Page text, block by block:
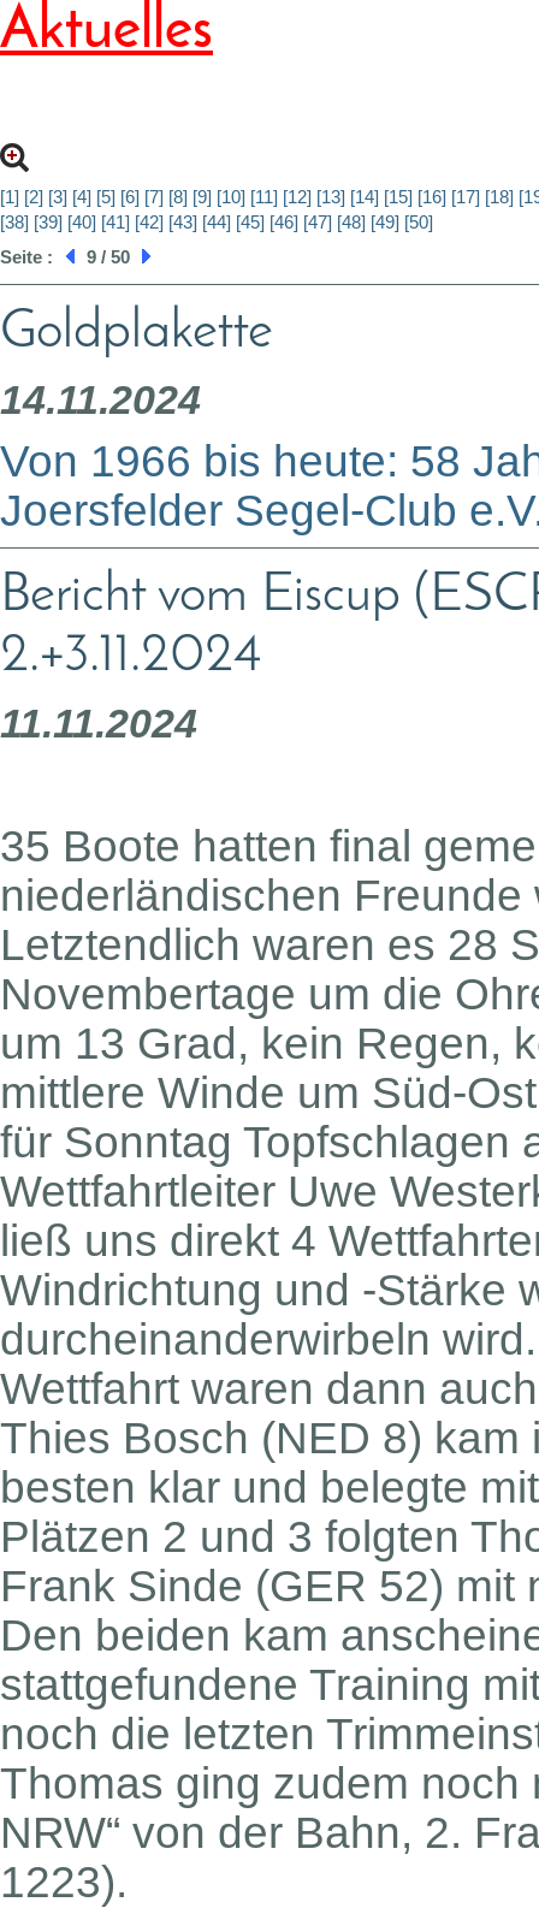
Aktuelles
[1] [2] [3] [4] [5] [6] [7] [8] [9] [10] [11] [12] [13] [14] [15] [16] [17] [18]
[38] [39] [40] [41] [42] [43] [44] [45] [46] [47] [48] [49] [50]
Seite :
9 / 50
Goldplakette
14.11.2024
Von 1966 bis heute: 58
Joersfelder Segel-Club
Bericht vom Eiscup
2.+3.11.2024
11.11.2024
35 Boote hatten final
niederländischen
Letztendlich waren es 28
Novembertage um die
um 13 Grad, kein Regen,
mittlere Winde um Süd-
für Sonntag Topfschlagen
Wettfahrtleiter Uwe
ließ uns direkt 4
Windrichtung und -Stärke
durcheinanderwirbeln
Wettfahrt waren dann
Thies Bosch (NED 8)
besten klar und belegte
Plätzen 2 und 3 folgten
Frank Sinde (GER 52)
Den beiden kam
stattgefundene Training
noch die letzten
Thomas ging zudem noch
NRW“ von der Bahn, 2.
1223).